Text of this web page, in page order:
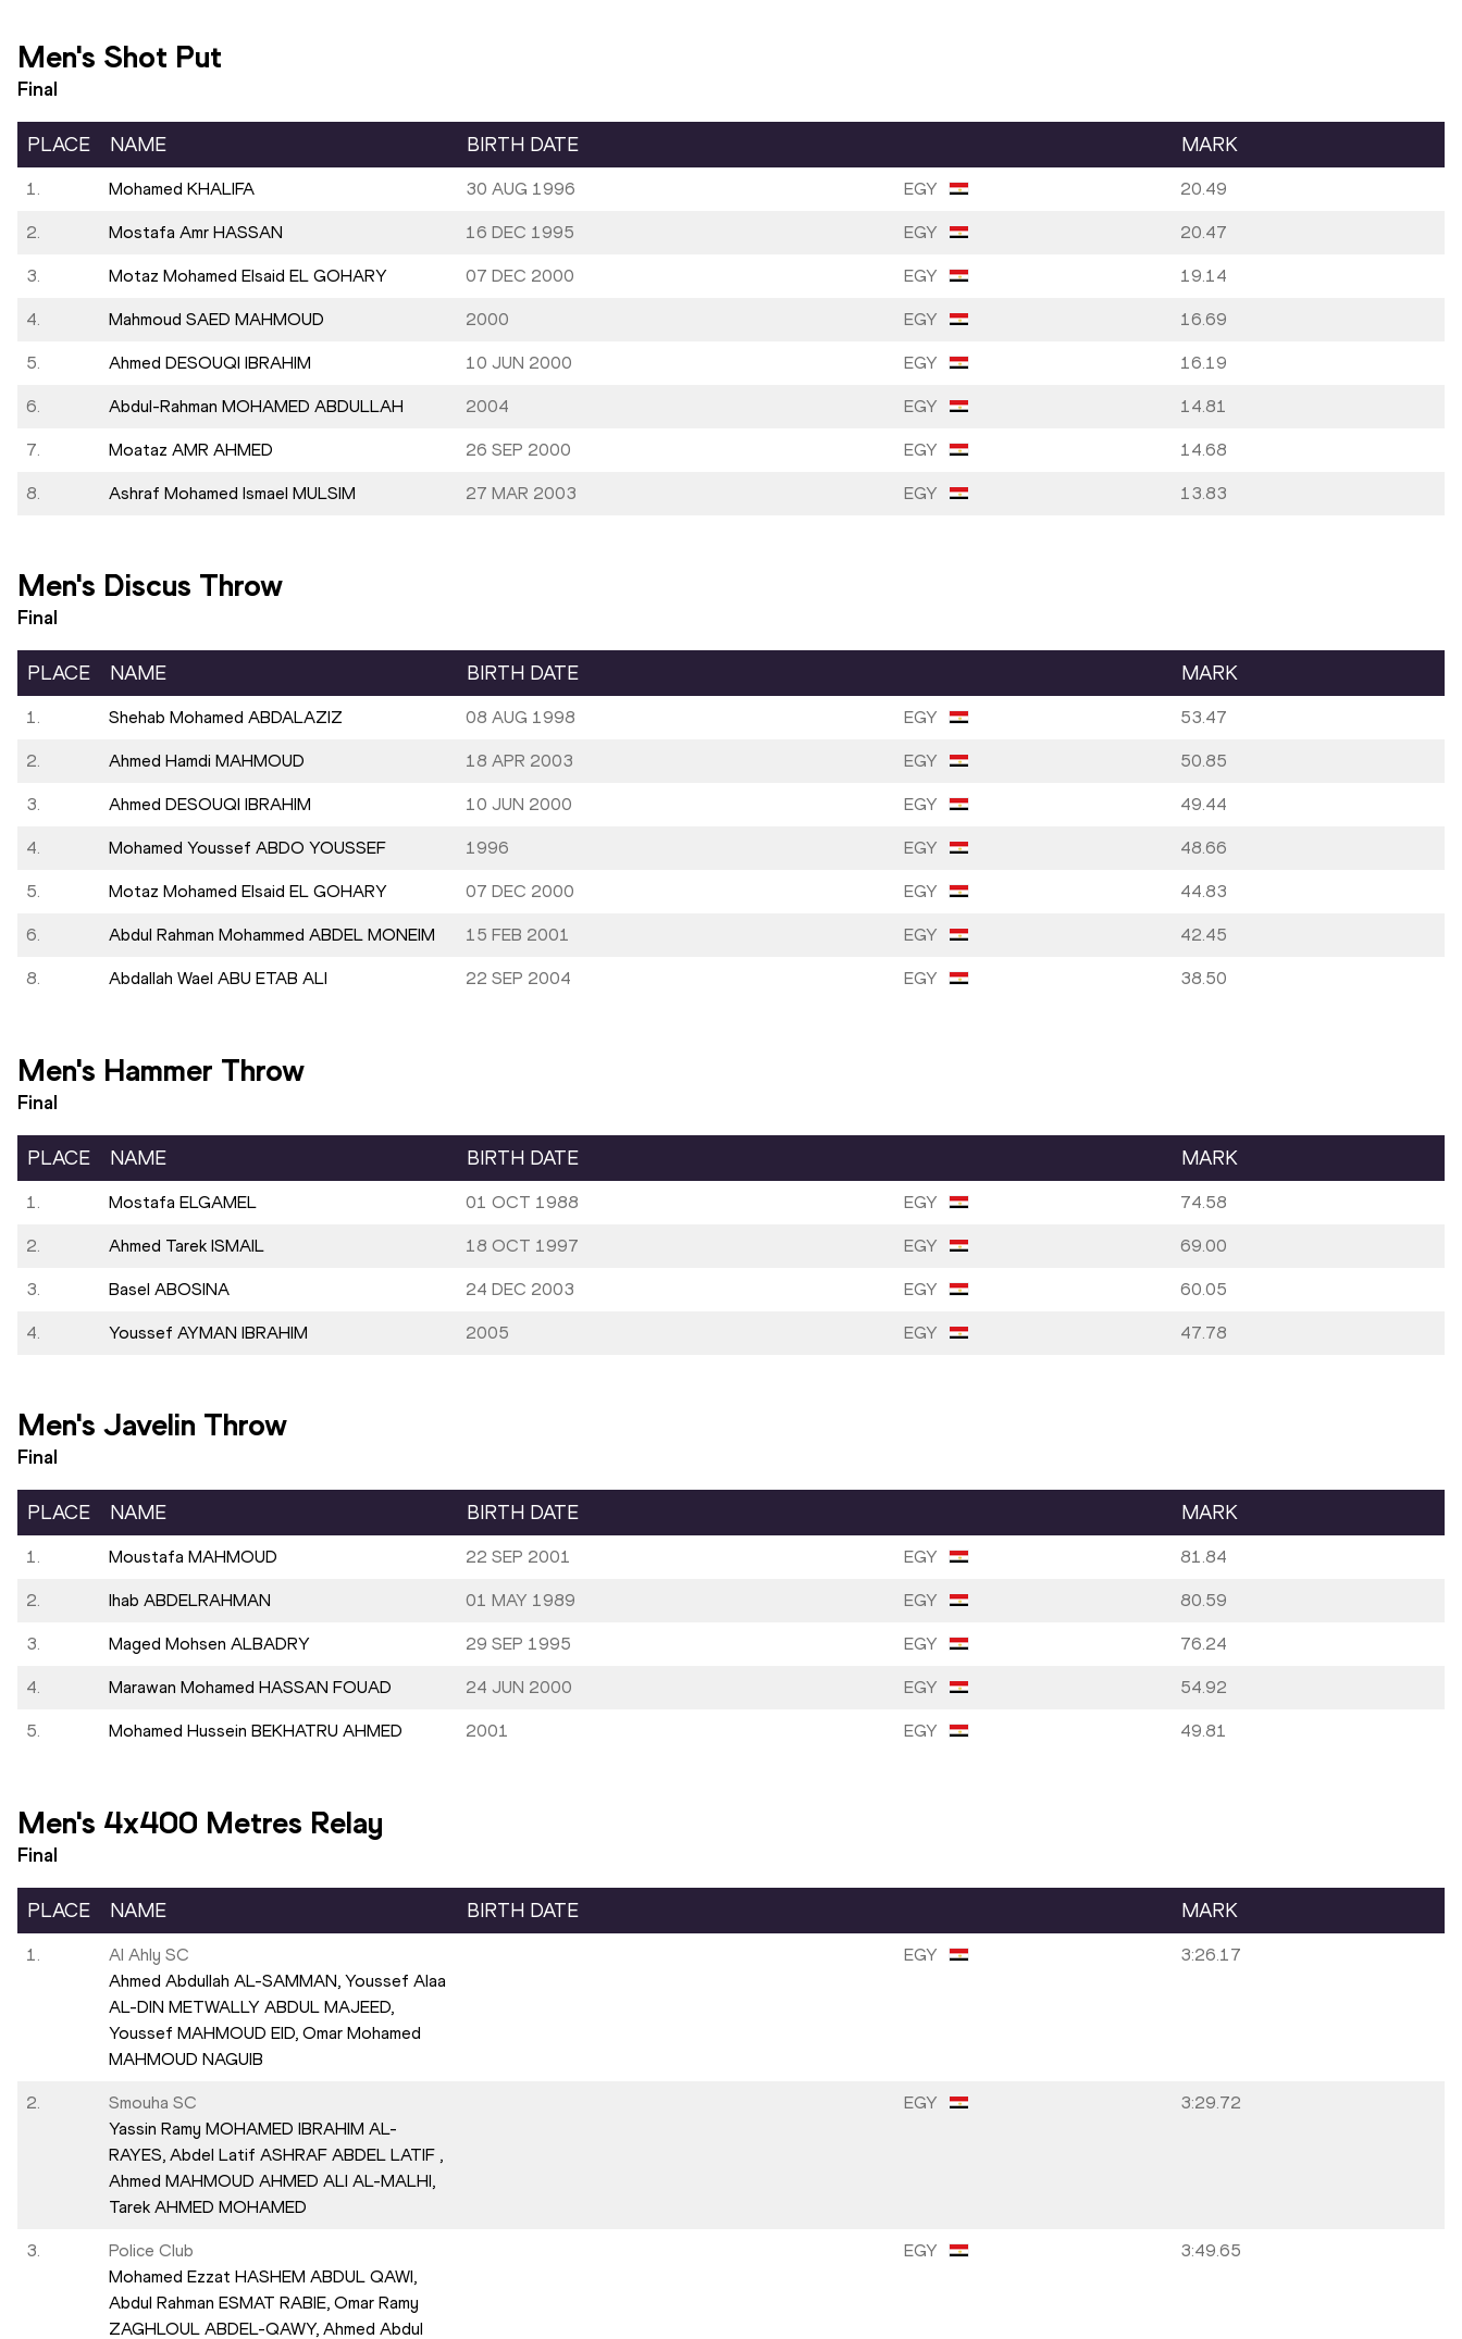
Men's Shot Put
Final
PLACE NAME BIRTH DATE MARK
1. Mohamed KHALIFA 30 AUG 1996 EGY 20.49
2. Mostafa Amr HASSAN 16 DEC 1995 EGY 20.47
3. Motaz Mohamed Elsaid EL GOHARY 07 DEC 2000 EGY 19.14
4. Mahmoud SAED MAHMOUD 2000 EGY 16.69
5. Ahmed DESOUQI IBRAHIM 10 JUN 2000 EGY 16.19
6. Abdul-Rahman MOHAMED ABDULLAH 2004 EGY 14.81
7. Moataz AMR AHMED 26 SEP 2000 EGY 14.68
8. Ashraf Mohamed Ismael MULSIM 27 MAR 2003 EGY 13.83
Men's Discus Throw
Final
PLACE NAME BIRTH DATE MARK
1. Shehab Mohamed ABDALAZIZ 08 AUG 1998 EGY 53.47
2. Ahmed Hamdi MAHMOUD 18 APR 2003 EGY 50.85
3. Ahmed DESOUQI IBRAHIM 10 JUN 2000 EGY 49.44
4. Mohamed Youssef ABDO YOUSSEF 1996 EGY 48.66
5. Motaz Mohamed Elsaid EL GOHARY 07 DEC 2000 EGY 44.83
6. Abdul Rahman Mohammed ABDEL MONEIM 15 FEB 2001 EGY 42.45
8. Abdallah Wael ABU ETAB ALI 22 SEP 2004 EGY 38.50
Men's Hammer Throw
Final
PLACE NAME BIRTH DATE MARK
1. Mostafa ELGAMEL 01 OCT 1988 EGY 74.58
2. Ahmed Tarek ISMAIL 18 OCT 1997 EGY 69.00
3. Basel ABOSINA 24 DEC 2003 EGY 60.05
4. Youssef AYMAN IBRAHIM 2005 EGY 47.78
Men's Javelin Throw
Final
PLACE NAME BIRTH DATE MARK
1. Moustafa MAHMOUD 22 SEP 2001 EGY 81.84
2. Ihab ABDELRAHMAN 01 MAY 1989 EGY 80.59
3. Maged Mohsen ALBADRY 29 SEP 1995 EGY 76.24
4. Marawan Mohamed HASSAN FOUAD 24 JUN 2000 EGY 54.92
5. Mohamed Hussein BEKHATRU AHMED 2001 EGY 49.81
Men's 4x400 Metres Relay
Final
PLACE NAME BIRTH DATE MARK
1.
Al Ahly SC
Ahmed Abdullah AL-SAMMAN, Youssef Alaa
AL-DIN METWALLY ABDUL MAJEED,
Youssef MAHMOUD EID, Omar Mohamed
MAHMOUD NAGUIB
EGY 3:26.17
2.
Smouha SC
Yassin Ramy MOHAMED IBRAHIM AL-
RAYES, Abdel Latif ASHRAF ABDEL LATIF ,
Ahmed MAHMOUD AHMED ALI AL-MALHI,
Tarek AHMED MOHAMED
EGY 3:29.72
3.
Police Club
Mohamed Ezzat HASHEM ABDUL QAWI,
Abdul Rahman ESMAT RABIE, Omar Ramy
ZAGHLOUL ABDEL-QAWY, Ahmed Abdul
EGY 3:49.65